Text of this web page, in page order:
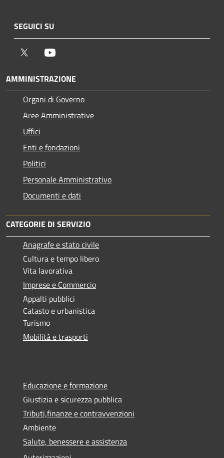
SEGUICI SU
Twitter
AMMINISTRAZIONE
Organi di Governo
Aree Amministrative
Uffici
Enti e fondazioni
Politici
Personale Amministrativo
Documenti e dati
CATEGORIE DI SERVIZIO
Anagrafe e stato civile
Cultura e tempo libero
Vita lavorativa
Imprese e Commercio
Appalti pubblici
Catasto e urbanistica
Turismo
Mobilità e trasporti
Educazione e formazione
Giustizia e sicurezza pubblica
Tributi,finanze e contravvenzioni
Ambiente
Salute, benessere e assistenza